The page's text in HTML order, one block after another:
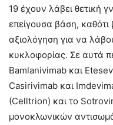
19 έχουν λάβει θετική
επείγουσα βάση,
αξιολόγηση για να
κυκλοφορίας. Σε αυτά
Βamlanivimab και
Casirivimab και
(Celltrion) και το
μονοκλωνικών